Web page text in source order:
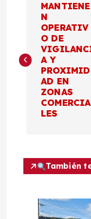
e
MANTIENE
N
OPERATIV
O DE
A Y
PROXIMID
AD EN
ZONAS
COMERCIA
LES
También